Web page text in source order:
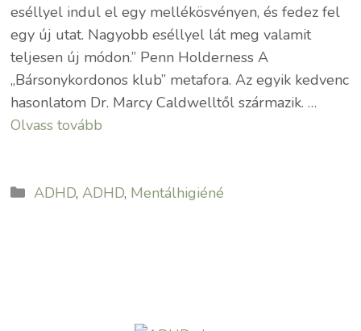
eséllyel indul el egy mellékösvényen, és fedez fel
egy új utat. Nagyobb eséllyel lát meg valamit
teljesen új módon.” Penn Holderness A
„Bársonykordonos klub” metafora. Az egyik kedvenc
hasonlatom Dr. Marcy Caldwelltől származik. …
Olvass tovább
Kategória
ADHD,ADHD, Mentálhigiéné